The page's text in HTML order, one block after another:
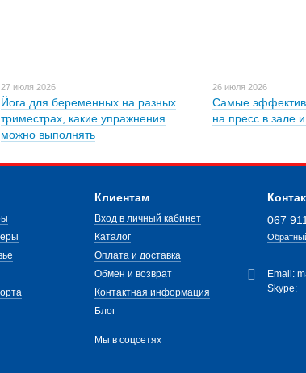
27 июля 2026
Йога для беременных на разных
триместрах, какие упражнения
можно выполнять
26 июля 2026
Самые
на пресс в зале
Клиентам
Вход в личный кабинет
Каталог
Оплата и доставка
Обмен и возврат
Контактная информация
Блог
Мы в соцсетях
067
Email:
Skype: